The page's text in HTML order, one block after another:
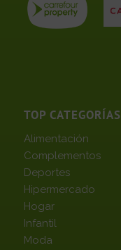
TOP CATEGORÍAS
Alimentación
Complementos
Deportes
Hipermercado
Hogar
Infantil
Moda